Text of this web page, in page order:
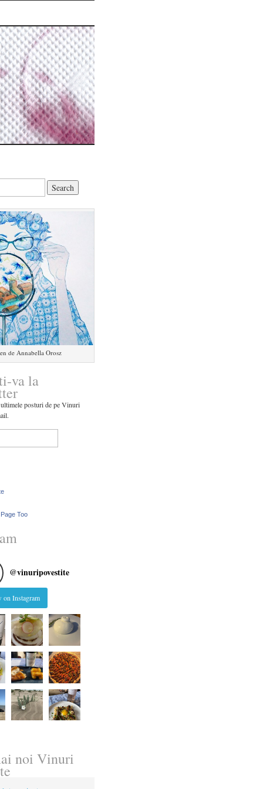
de Annabella Orosz
va la
posturi de pe Vinuri
Too
@vinuripovestite
on Instagram
noi Vinuri